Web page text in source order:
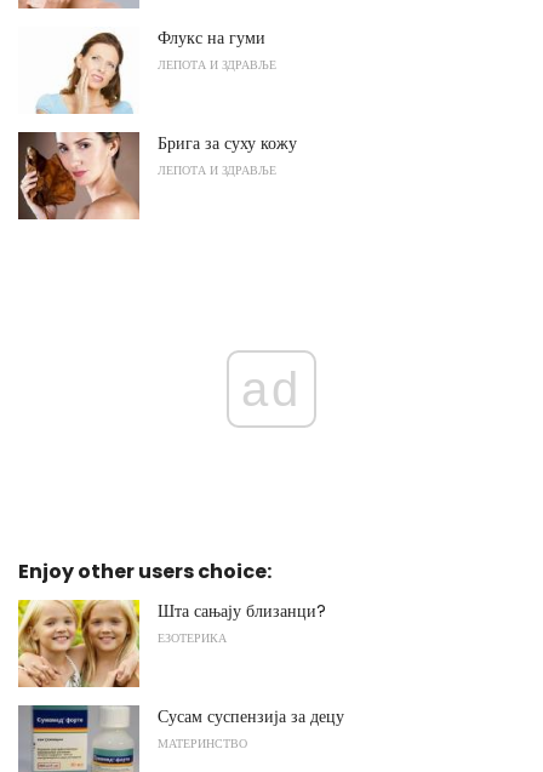
Флукс на гуми
ЛЕПОТА И ЗДРАВЉЕ
Брига за суху кожу
ЛЕПОТА И ЗДРАВЉЕ
ad
Enjoy other users choice:
Шта сањају близанци?
ЕЗОТЕРИКА
Сусам суспензија за децу
МАТЕРИНСТВО